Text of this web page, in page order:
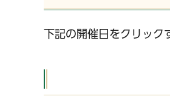
下記の開催日をクリック